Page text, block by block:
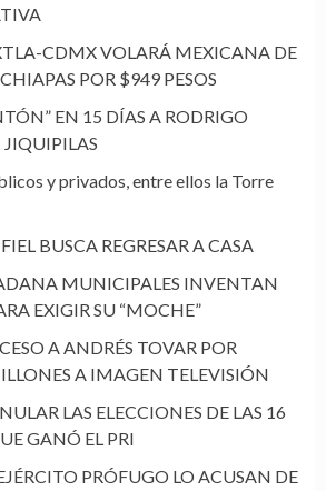
CDMX VOLARÁ MEXICANA DE
POR $949 PESOS
EN 15 DÍAS A RODRIGO
y privados, entre ellos la Torre
BUSCA REGRESAR A CASA
MUNICIPALES INVENTAN
EXIGIR SU “MOCHE”
A ANDRÉS TOVAR POR
A IMAGEN TELEVISIÓN
LAS ELECCIONES DE LAS 16
GANÓ EL PRI
PRÓFUGO LO ACUSAN DE